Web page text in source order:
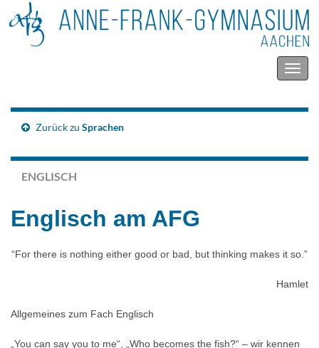
Zurück zu Sprachen
ENGLISCH
Englisch am AFG
“For there is nothing either good or bad, but thinking makes it so.”
Hamlet
Allgemeines zum Fach Englisch
„You can say you to me“, „Who becomes the fish?“ – wir kennen